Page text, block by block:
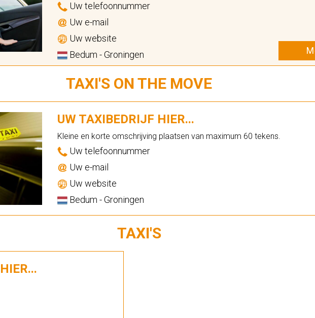
Uw telefoonnummer
Uw e-mail
Uw website
Bedum - Groningen
TAXI'S ON THE MOVE
UW TAXIBEDRIJF HIER...
Kleine en korte omschrijving plaatsen van maximum 60 tekens.
Uw telefoonnummer
Uw e-mail
Uw website
Bedum - Groningen
TAXI'S